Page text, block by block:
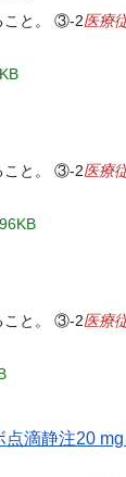
こと。 ③-2医療
こと。 ③-2医療
こと。 ③-2医療
滴静注20